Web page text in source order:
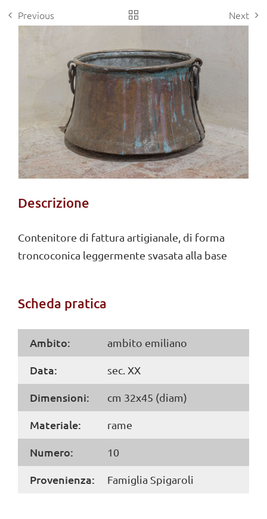
Previous Next
Descrizione
Contenitore di fattura artigianale, di forma
troncoconica leggermente svasata alla base
Scheda pratica
Ambito: ambito emiliano
Data: sec. XX
Dimensioni: cm 32x45 (diam)
Materiale: rame
Numero: 10
Provenienza: Famiglia Spigaroli